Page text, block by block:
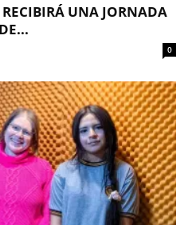
UNA JORNADA
0